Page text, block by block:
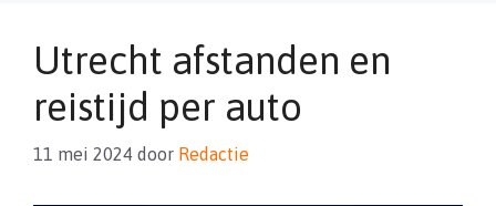
Utrecht afstanden en
reistijd per auto
11 mei 2024 door Redactie